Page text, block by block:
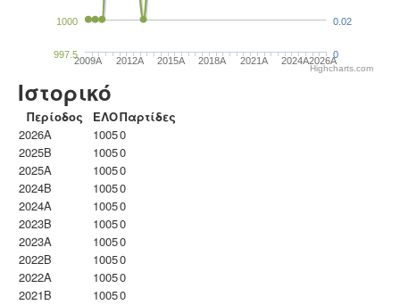
2009A 2012A 2015A 2018A 2021A 2024A2026A
997.5
1000
0
0.02
Highcharts.com
Ιστορικό
Περίοδος ΕΛΟΠαρτίδες
2026A
10050
2025B
10050
2025A
10050
2024B
10050
2024A
10050
2023B
10050
2023Α
10050
2022B
10050
2022A
10050
2021B
10050